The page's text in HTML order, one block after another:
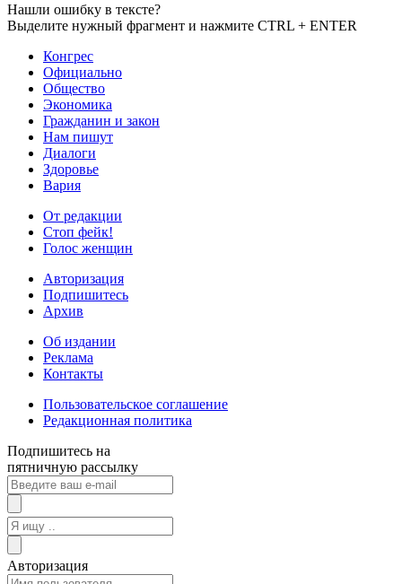
Нашли ошибку в тексте?
Выделите нужный фрагмент и нажмите CTRL + ENTER
Конгрес
Официально
Общество
Экономика
Гражданин и закон
Нам пишут
Диалоги
Здоровье
Вария
От редакции
Стоп фейк!
Голос женщин
Авторизация
Подпишитесь
Архив
Об издании
Реклама
Контакты
Пользовательское соглашение
Редакционная политика
Подпишитесь на
пятничную рассылку
Авторизация